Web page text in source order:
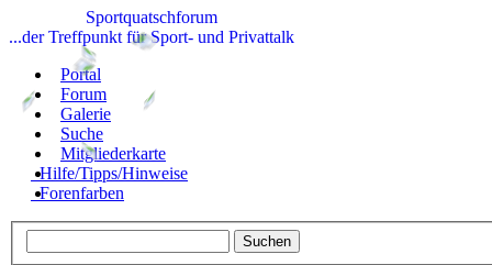
Sportquatschforum
...der Treffpunkt für Sport- und Privattalk
Portal
Forum
Galerie
Suche
Mitgliederkarte
Hilfe/Tipps/Hinweise
Forenfarben